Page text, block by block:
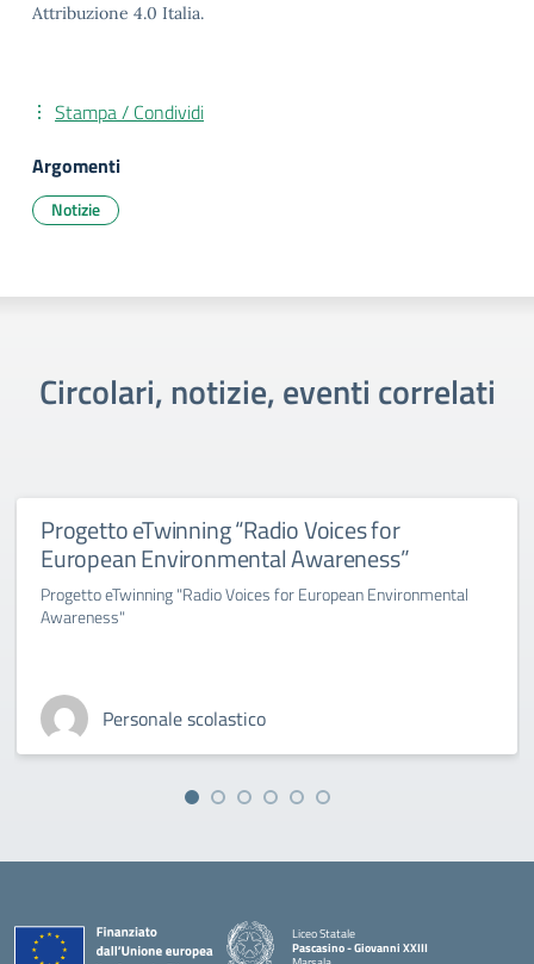
Attribuzione 4.0 Italia.
Stampa / Condividi
Argomenti
Notizie
Circolari, notizie, eventi correlati
Progetto eTwinning “Radio Voices for
European Environmental Awareness”
Progetto eTwinning "Radio Voices for European Environmental
Awareness"
Personale scolastico
Liceo Statale
Pascasino - Giovanni XXIII